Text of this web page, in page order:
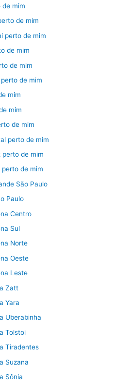
de mim
de mim
perto de mim
de mim
de mim
de mim
mim
mim
de mim
perto de mim
perto de mim
de mim
São Paulo
Paulo
Centro
Sul
Norte
Oeste
Leste
Zatt
Yara
Uberabinha
Tolstoi
Tiradentes
Suzana
Sônia